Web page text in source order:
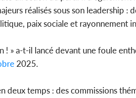
réalisés sous son leadership
paix sociale et rayonnement
! » a-t-il lancé devant une foule
2025.
deux temps : des commissions